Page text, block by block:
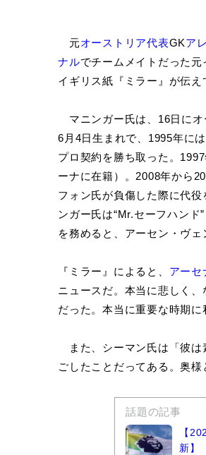
元オーストリア代表GKア
ナルでチームメイトだった
イギリス紙『ミラー』が伝え
マニンガー氏は、16日にオ
6月4日生まれで、1995年に
プロ契約を勝ち取った。
ーナに在籍）。2008年から
フォン氏が負傷した際に代役
ンガー氏は“Mr.セーフハン
を務めると、アーセン・ヴェ
『ミラー』によると、 アーセ
ニュースだ。本当に悲しく
だった。本当に重要な時期に
また、シーマン氏は「彼は
ごしたことだってある。奥
話題の記事
【
新】